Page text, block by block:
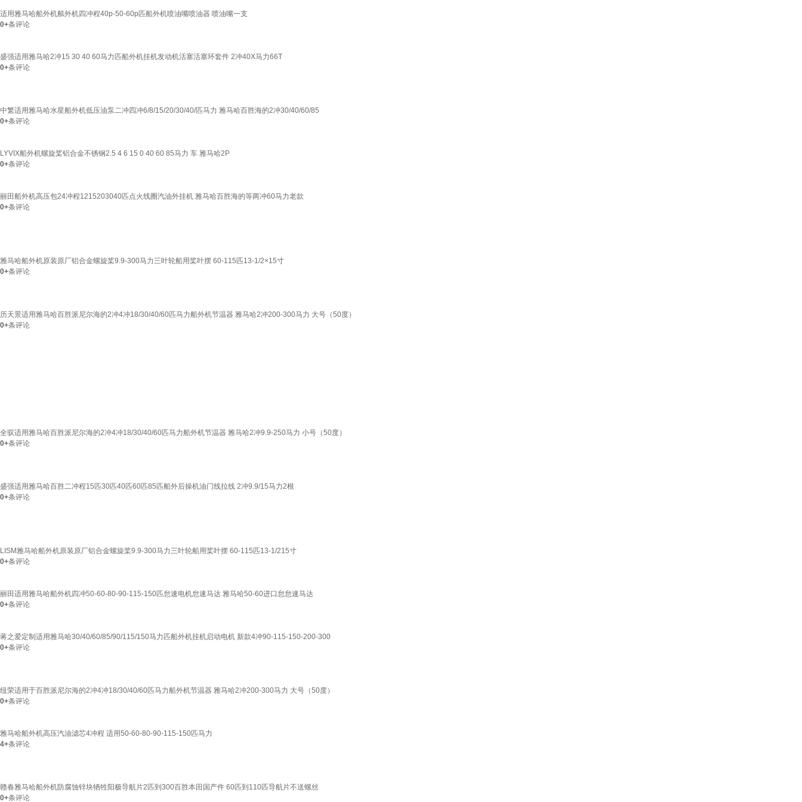
适用雅马哈船外机舷外机四冲程40p-50-60p匹船外机喷油嘴喷油器 喷油嘴一支
0+条评论
盛强适用雅马哈2冲15 30 40 60马力匹船外机挂机发动机活塞活塞环套件 2冲40X马力66T
0+条评论
中繁适用雅马哈水星船外机低压油泵二冲四冲6/8/15/20/30/40/匹马力 雅马哈百胜海的2冲30/40/60/85
0+条评论
LYVIX船外机螺旋桨铝合金不锈钢2.5 4 6 15 0 40 60 85马力 车 雅马哈2P
0+条评论
丽田船外机高压包24冲程1215203040匹点火线圈汽油外挂机 雅马哈百胜海的等两冲60马力老款
0+条评论
雅马哈船外机原装原厂铝合金螺旋桨9.9-300马力三叶轮船用桨叶摆 60-115匹13-1/2×15寸
0+条评论
历天景适用雅马哈百胜派尼尔海的2冲4冲18/30/40/60匹马力船外机节温器 雅马哈2冲200-300马力 大号（50度）
0+条评论
全驭适用雅马哈百胜派尼尔海的2冲4冲18/30/40/60匹马力船外机节温器 雅马哈2冲9.9-250马力 小号（50度）
0+条评论
盛强适用雅马哈百胜二冲程15匹30匹40匹60匹85匹船外后操机油门线拉线 2冲9.9/15马力2根
0+条评论
LISM雅马哈船外机原装原厂铝合金螺旋桨9.9-300马力三叶轮船用桨叶摆 60-115匹13-1/215寸
0+条评论
丽田适用雅马哈船外机四冲50-60-80-90-115-150匹怠速电机怠速马达 雅马哈50-60进口怠怠速马达
0+条评论
蒋之爱定制适用雅马哈30/40/60/85/90/115/150马力匹船外机挂机启动电机 新款4冲90-115-150-200-300
0+条评论
纽荣适用于百胜派尼尔海的2冲4冲18/30/40/60匹马力船外机节温器 雅马哈2冲200-300马力 大号（50度）
0+条评论
雅马哈船外机高压汽油滤芯4冲程 适用50-60-80-90-115-150匹马力
4+条评论
赣春雅马哈船外机防腐蚀锌块牺牲阳极导航片2匹到300百胜本田国产件 60匹到110匹导航片不送螺丝
0+条评论